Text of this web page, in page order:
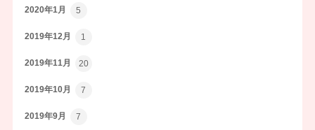
2020年1月 5
2019年12月 1
2019年11月 20
2019年10月 7
2019年9月 7